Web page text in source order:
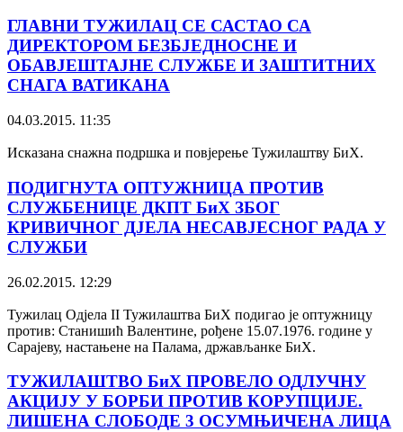
ГЛАВНИ ТУЖИЛАЦ СЕ САСТАО СА
ДИРЕКТОРОМ БЕЗБЈЕДНОСНЕ И
ОБАВЈЕШТАЈНЕ СЛУЖБЕ И ЗАШТИТНИХ
СНАГА ВАТИКАНА
04.03.2015. 11:35
Исказана снажна подршка и повјерење Тужилаштву БиХ.
ПОДИГНУТА ОПТУЖНИЦА ПРОТИВ
СЛУЖБЕНИЦЕ ДКПТ БиХ ЗБОГ
КРИВИЧНОГ ДЈЕЛА НЕСАВЈЕСНОГ РАДА У
СЛУЖБИ
26.02.2015. 12:29
Тужилац Одјела II Тужилаштва БиХ подигао је оптужницу
против: Станишић Валентине, рођене 15.07.1976. године у
Сарајеву, настањене на Палама, држављанке БиХ.
ТУЖИЛАШТВО БиХ ПРОВЕЛО ОДЛУЧНУ
АКЦИЈУ У БОРБИ ПРОТИВ КОРУПЦИЈЕ.
ЛИШЕНА СЛОБОДЕ 3 ОСУМЊИЧЕНА ЛИЦА